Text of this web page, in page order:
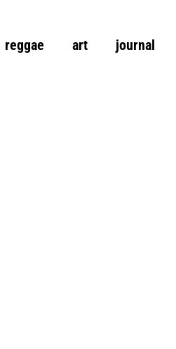
reggae art journal